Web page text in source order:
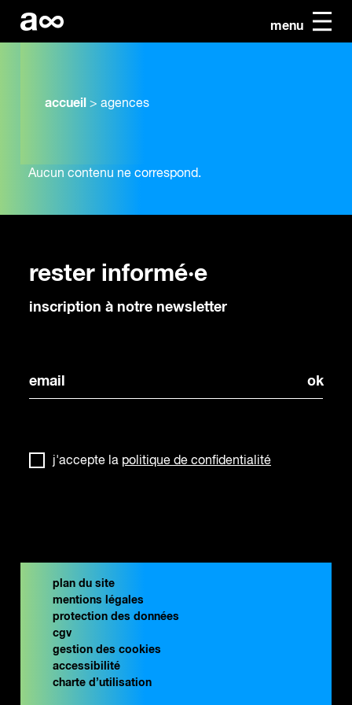
menu
accueil > agences
Aucun contenu ne correspond.
rester informé·e
inscription à notre newsletter
j'accepte la politique de confidentialité
plan du site
mentions légales
protection des données
cgv
gestion des cookies
accessibilité
charte d’utilisation